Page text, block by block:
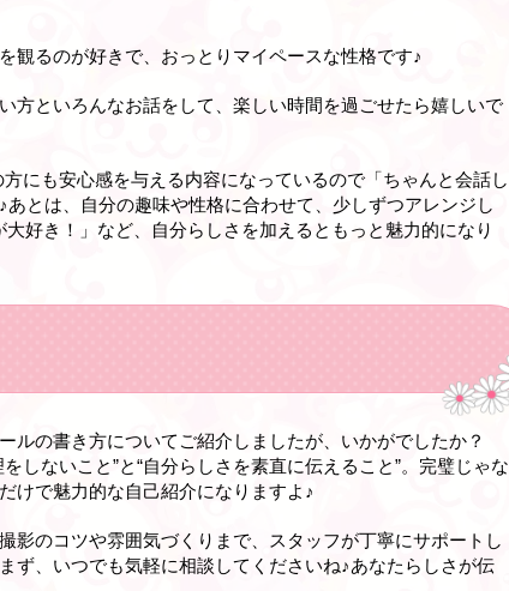
観るのが好きで、おっとりマイペースな性格です♪
方といろんなお話をして、楽しい時間を過ごせたら嬉しいで
にも安心感を与える内容になっているので「ちゃんと会話し
とは、自分の趣味や性格に合わせて、少しずつアレンジし
好き！」など、自分らしさを加えるともっと魅力的になり
の書き方についてご紹介しましたが、いかがでしたか？
しないこと”と“自分らしさを素直に伝えること”。完璧じゃな
けで魅力的な自己紹介になりますよ♪
影のコツや雰囲気づくりまで、スタッフが丁寧にサポートし
、いつでも気軽に相談してくださいね♪あなたらしさが伝